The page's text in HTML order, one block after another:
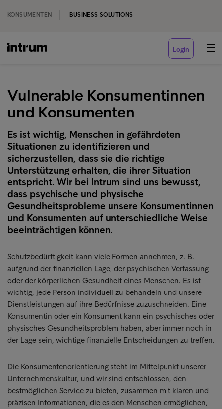
KONSUMENTEN BUSINESS SOLUTIONS
Login
Vulnerable Konsumentinnen
und Konsumenten
Es ist wichtig, Menschen in gefährdeten
Situationen zu identifizieren und
sicherzustellen, dass sie die richtige
Unterstützung erhalten, die ihrer Situation
entspricht. Wir bei Intrum sind uns bewusst,
dass psychische und physische
Gesundheitsprobleme unsere Konsumentinnen
und Konsumenten auf unterschiedliche Weise
beeinträchtigen können.
Schutzbedürftigkeit kann viele Formen annehmen, z. B.
aufgrund der finanziellen Lage, der psychischen Verfassung
oder der körperlichen Gesundheit eines Menschen. Es ist
wichtig, jede Person individuell zu behandeln und unsere
Dienstleistungen auf ihre Bedürfnisse zuzuschneiden. Eine
Konsumentin oder ein Konsument kann ein psychisches oder
physisches Gesundheitsproblem haben, aber immer noch in
der Lage sein, wichtige finanzielle Entscheidungen zu treffen.
Die Konsumentenorientierung steht im Mittelpunkt unserer
Unternehmenskultur, und wir sind entschlossen, den
bestmöglichen Service zu bieten, zusammen mit klaren und
präzisen Informationen, die es den Menschen ermöglichen,